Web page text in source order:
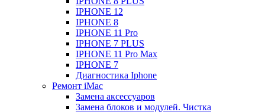
IPHONE 12
IPHONE 8
IPHONE 11 Pro
IPHONE 7 PLUS
IPHONE 11 Pro Max
IPHONE 7
Диагностика Iphone
Ремонт iMac
Замена аксессуаров
Замена блоков и модулей. Чистка